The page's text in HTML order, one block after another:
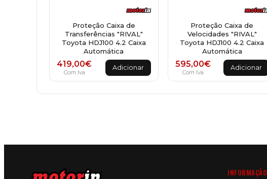
Proteção Caixa de
Transferências "RIVAL"
Toyota HDJ100 4.2 Caixa
Automática
419,00€
Com Iva
Adicionar
Proteção Caixa de
Velocidades "RIVAL"
Toyota HDJ100 4.2 Caixa
Automática
595,00€
Com Iva
Adicionar
INFORMAÇÃO